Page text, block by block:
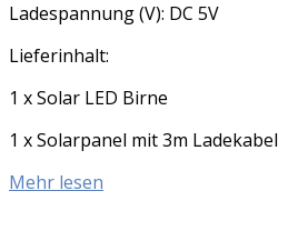
Ladespannung (V): DC 5V
Lieferinhalt:
1 x Solar LED Birne
1 x Solarpanel mit 3m Ladekabel
Mehr lesen